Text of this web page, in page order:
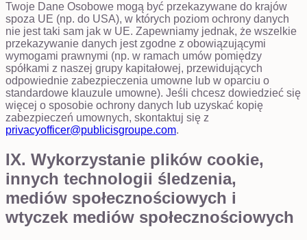
Twoje Dane Osobowe mogą być przekazywane do krajów
spoza UE (np. do USA), w których poziom ochrony danych
nie jest taki sam jak w UE. Zapewniamy jednak, że wszelkie
przekazywanie danych jest zgodne z obowiązującymi
wymogami prawnymi (np. w ramach umów pomiędzy
spółkami z naszej grupy kapitałowej, przewidujących
odpowiednie zabezpieczenia umowne lub w oparciu o
standardowe klauzule umowne). Jeśli chcesz dowiedzieć się
więcej o sposobie ochrony danych lub uzyskać kopię
zabezpieczeń umownych, skontaktuj się z
privacyofficer@publicisgroupe.com.
IX. Wykorzystanie plików cookie,
innych technologii śledzenia,
mediów społecznościowych i
wtyczek mediów społecznościowych